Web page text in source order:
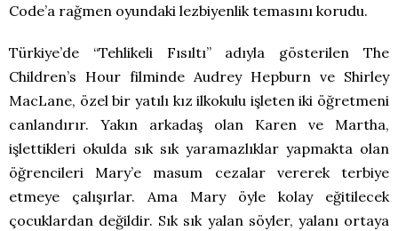
Code’a rağmen oyundaki lezbiyenlik temasını korudu.
Türkiye’de “Tehlikeli Fısıltı” adıyla gösterilen The
Children’s Hour filminde Audrey Hepburn ve Shirley
MacLane, özel bir yatılı kız ilkokulu işleten iki öğretmeni
canlandırır. Yakın arkadaş olan Karen ve Martha,
işlettikleri okulda sık sık yaramazlıklar yapmakta olan
öğrencileri Mary’e masum cezalar vererek terbiye
etmeye çalışırlar. Ama Mary öyle kolay eğitilecek
çocuklardan değildir. Sık sık yalan söyler, yalanı ortaya